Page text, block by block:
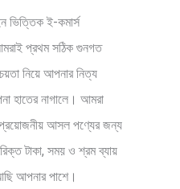
ভিত্তিক ই-কমার্স
প্রথম সঠিক গুনগত
নিয়ে আপনার নিত্য
হাতের নাগালে। আমরা
আসল পণ্যের জন্য
টাকা, সময় ও শ্রম ব্যায়
আপনার পাশে।